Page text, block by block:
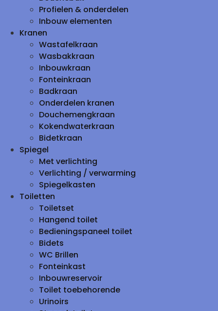
Profielen & onderdelen
Inbouw elementen
Kranen
Wastafelkraan
Wasbakkraan
Inbouwkraan
Fonteinkraan
Badkraan
Onderdelen kranen
Douchemengkraan
Kokendwaterkraan
Bidetkraan
Spiegel
Met verlichting
Verlichting / verwarming
Spiegelkasten
Toiletten
Toiletset
Hangend toilet
Bedieningspaneel toilet
Bidets
WC Brillen
Fonteinkast
Inbouwreservoir
Toilet toebehorende
Urinoirs